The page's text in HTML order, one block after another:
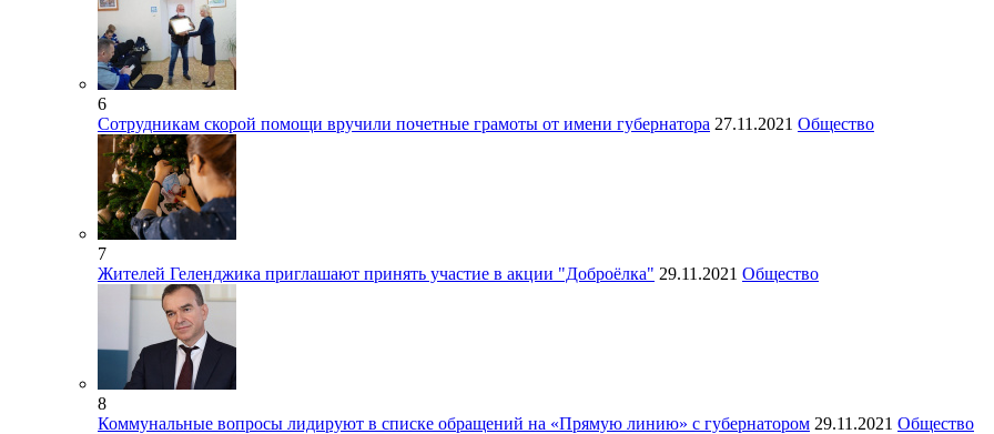
6
Сотрудникам скорой помощи вручили почетные грамоты от имени губернатора 27.11.2021 Общество
7
Жителей Геленджика приглашают принять участие в акции "Доброёлка" 29.11.2021 Общество
8
Коммунальные вопросы лидируют в списке обращений на «Прямую линию» с губернатором 29.11.2021 Общество